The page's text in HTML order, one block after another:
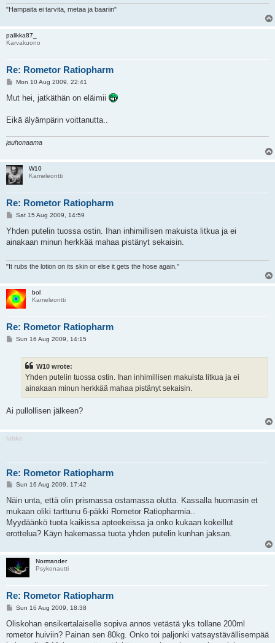
"Hampaita ei tarvita, metaa ja baariin"
palikka87_
Karvakuono
Re: Rometor Ratiopharm
P
s
Mon 10 Aug 2009, 22:41
Mut hei, jatkäthän on eläimii
Eikä älyämpärin voittanutta..
jauhonaama
W10
Kameleontti
Re: Rometor Ratiopharm
P
s
Sat 15 Aug 2009, 14:59
Yhden putelin tuossa ostin. Ihan inhimillisen makuista litkua ja ei
ainakaan minun herkkää mahaa pistänyt sekaisin.
"It rubs the lotion on its skin or else it gets the hose again."
bol
Kameleontti
Re: Rometor Ratiopharm
PSun 16 Aug 2009, 14:15
W10 wrote:
Yhden putelin tuossa ostin. Ihan inhimillisen makuista litkua ja ei
ainakaan minun herkkää mahaa pistänyt sekaisin.
Ai pullollisen jälkeen?
lahke
Re: Rometor Ratiopharm
P
s
Sun 16 Aug 2009, 17:42
Näin unta, että olin prismassa ostamassa olutta. Kassalla huomasin et
mukaan oliki tarttunu 6-päkki Rometor Ratiopharmia..
Myydäänkö tuota kaikissa apteekeissa ja onko kukaan kokeillut
erottelua? Käyn hakemassa tuota yhden putelin kunhan jaksan.
Normander
Psykonautti
Re: Rometor Ratiopharm
P
s
Sun 16 Aug 2009, 18:38
Oliskohan ensikertalaiselle sopiva annos vetästä yks tollane 200ml
rometor huiviin? Painan sen 80kg. Onko toi paljonki vatsaystävällisempää